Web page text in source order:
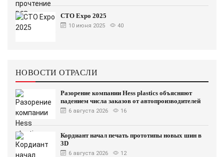
CTO Expo 2025
10 июня 2025 40
НОВОСТИ ОТРАСЛИ
Разорение компании Hess plastics объясняют
падением числа заказов от автопроизводителей
6 августа 2026 16
Кордиант начал печать прототипы новых шин в
3D
6 августа 2026 12